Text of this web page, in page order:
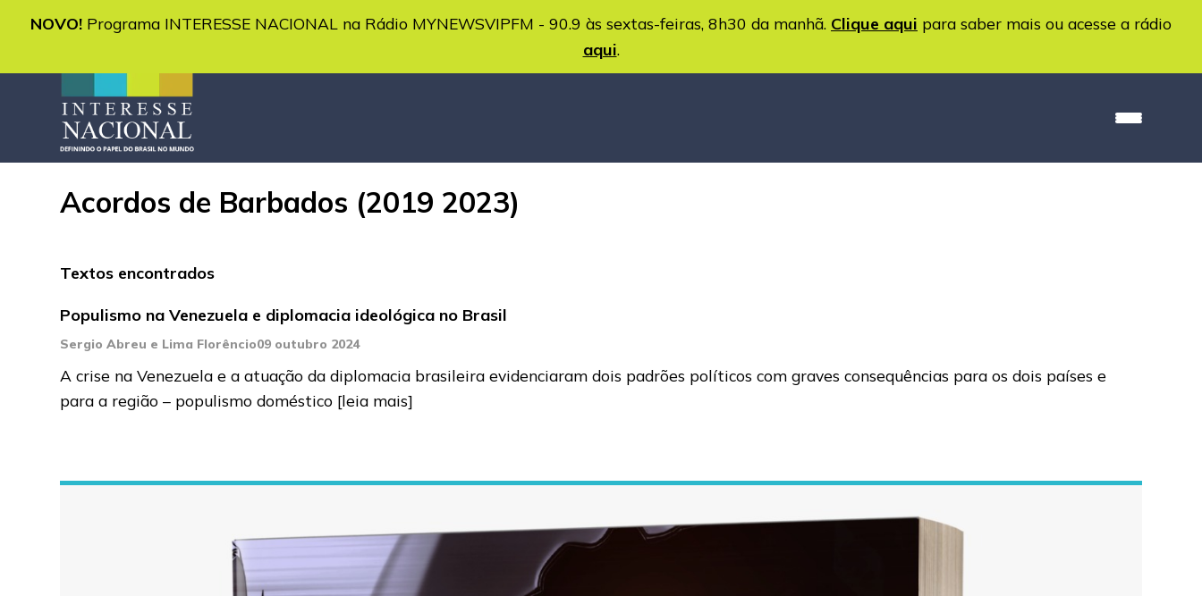
NOVO! Programa INTERESSE NACIONAL na Rádio MYNEWSVIPFM - 90.9 às sextas-feiras, 8h30 da manhã. Clique aqui para saber mais ou acesse a rádio
aqui.
Acordos de Barbados (2019 2023)
Textos encontrados
Populismo na Venezuela e diplomacia ideológica no Brasil
Sergio Abreu e Lima Florêncio09 outubro 2024
A crise na Venezuela e a atuação da diplomacia brasileira evidenciaram dois padrões políticos com graves consequências para os dois países e
para a região – populismo doméstico [leia mais]